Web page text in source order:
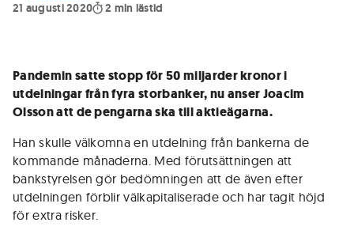
21 augusti 2020
2 min lästid
Pandemin satte stopp för 50 miljarder kronor i
utdelningar från fyra storbanker, nu anser Joacim
Olsson att de pengarna ska till aktieägarna.
Han skulle välkomna en utdelning från bankerna de
kommande månaderna. Med förutsättningen att
bankstyrelsen gör bedömningen att de även efter
utdelningen förblir välkapitaliserade och har tagit höjd
för extra risker.